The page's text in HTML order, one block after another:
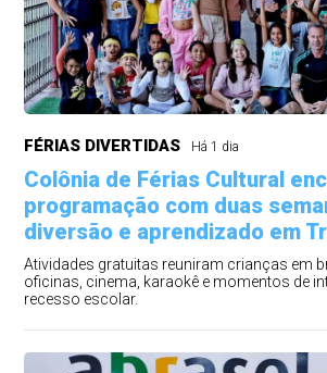
FÉRIAS DIVERTIDAS Há 1 dia
Colônia de Férias Cultural
programação com duas
diversão e aprendizado em
Atividades gratuitas reuniram crianças em
oficinas, cinema, karaokê e momentos de
recesso escolar.